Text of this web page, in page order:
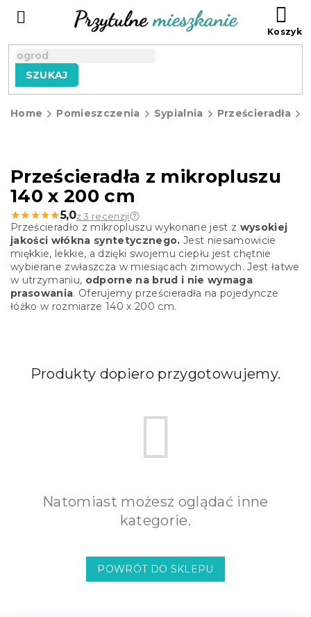
SZUKAJ
Home Pomieszczenia Sypialnia Prześcieradła
Prześcieradła z mikropluszu
140 x 200 cm
★★★★★
★★★★★5,0z 3 recenzji
Prześcieradło z mikropluszu wykonane jest z wysokiej
jakości włókna syntetycznego. Jest niesamowicie
miękkie, lekkie, a dzięki swojemu ciepłu jest chętnie
wybierane zwłaszcza w miesiącach zimowych. Jest łatwe
w utrzymaniu, odporne na brud i nie wymaga
prasowania. Oferujemy prześcieradła na pojedyncze
łóżko w rozmiarze 140 x 200 cm.
Produkty dopiero przygotowujemy.
Natomiast możesz oglądać inne
kategorie.
POWRÓT DO SKLEPU